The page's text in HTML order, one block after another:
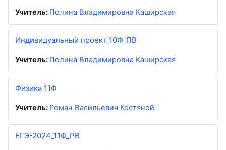
Учитель: Полина Владимировна Каширская
Индивидуальный проект_10Ф_ПВ
Учитель: Полина Владимировна Каширская
Физика 11Ф
Учитель: Роман Васильевич Костяной
ЕГЭ-2024_11Ф_РВ